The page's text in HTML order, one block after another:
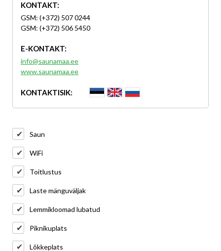
KONTAKT:
GSM: (+372) 507 0244
GSM: (+372) 506 5450
E-KONTAKT:
info@saunamaa.ee
www.saunamaa.ee
KONTAKTISIK:
Saun
WiFi
Toitlustus
Laste mänguväljak
Lemmikloomad lubatud
Piknikuplats
Lõkkeplats